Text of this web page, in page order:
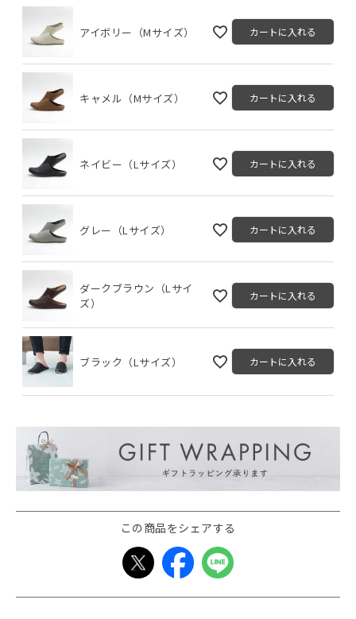
アイボリー（Mサイズ） カートに入れる
キャメル（Mサイズ） カートに入れる
ネイビー（Lサイズ） カートに入れる
グレー（Lサイズ） カートに入れる
ダークブラウン（Lサイ
ズ）
カートに入れる
ブラック（Lサイズ） カートに入れる
この商品をシェアする